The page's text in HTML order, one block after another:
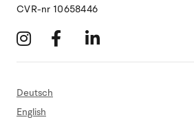
CVR-nr 10658446
Deutsch
English